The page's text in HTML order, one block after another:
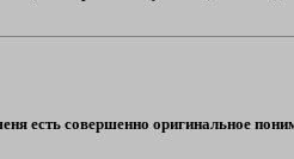
есть совершенно оригинальное